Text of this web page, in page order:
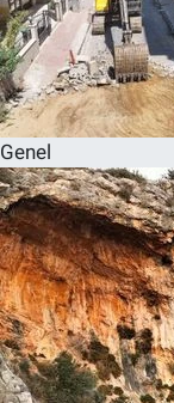
Genel